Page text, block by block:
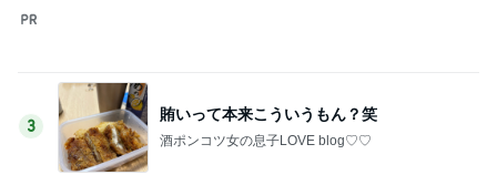
レジェンド松下のなんでもプレゼン！
Amebaトピックス 1時間前